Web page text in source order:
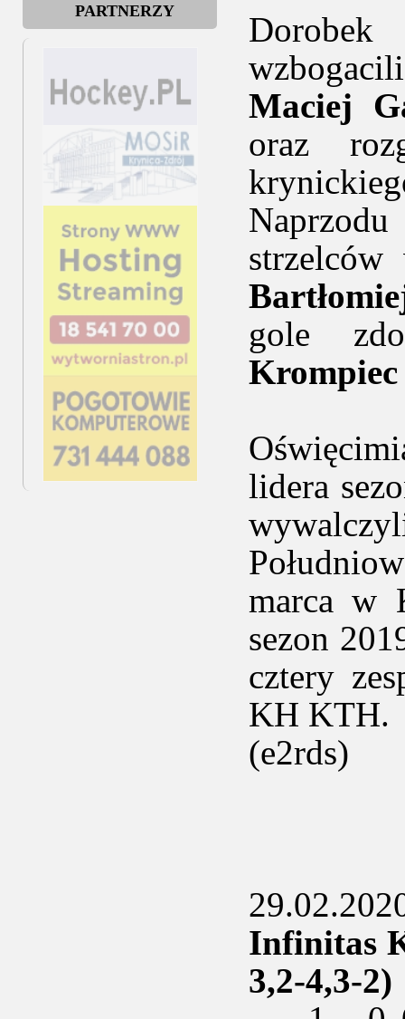
PARTNERZY
Maciej
oraz
gole
Krompiec
lidera
marca w
sezon
cztery
KH KTH.
(e2rds)
Infinitas
3,2-4,3-2)